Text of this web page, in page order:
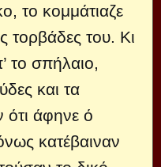
το κομμάτιαζε
τορβάδες του. Κι
το σπήλαιο,
και τα
ότι άφηνε ό
κατέβαιναν